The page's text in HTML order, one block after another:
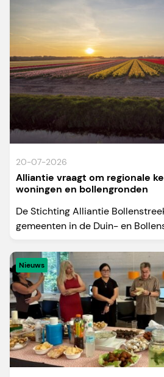
20-07-2026
Alliantie vraagt om regionale
woningen en bollengronden
De Stichting Alliantie
gemeenten in de Duin- en
Nieuws